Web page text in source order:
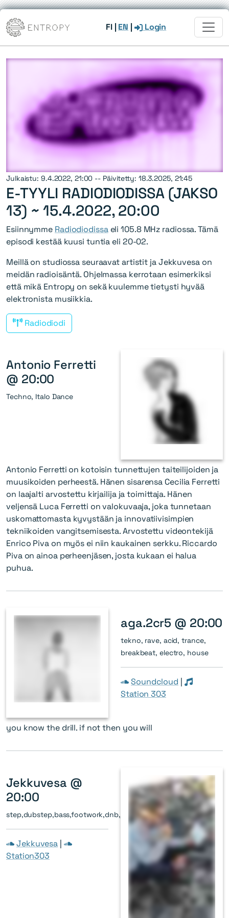
FI| EN | Login
Julkaistu: 9.4.2022, 21:00 -- Päivitetty: 18.3.2025, 21:45
E-TYYLI RADIODIODISSA (JAKSO
13) ~15.4.2022, 20:00
Esiinnymme Radiodiodissaeli 105.8 MHz radiossa. Tämä
episodi kestää kuusi tuntia eli 20-02.
Meillä on studiossa seuraavat artistit ja Jekkuvesa on
meidän radioisäntä. Ohjelmassa kerrotaan esimerkiksi
että mikä Entropy on sekä kuulemme tietysti hyvää
elektronista musiikkia.
Radiodiodi
Antonio Ferretti
@ 20:00
Techno, Italo Dance
Antonio Ferretti on kotoisin tunnettujen taiteilijoiden ja
muusikoiden perheestä. Hänen sisarensa Cecilia Ferretti
on laajalti arvostettu kirjailija ja toimittaja. Hänen
veljensä Luca Ferretti on valokuvaaja, joka tunnetaan
uskomattomasta kyvystään ja innovatiivisimpien
tekniikoiden vangitsemisesta. Arvostettu videontekijä
Enrico Piva on myös ei niin kaukainen serkku. Riccardo
Piva on ainoa perheenjäsen, josta kukaan ei halua
puhua.
aga.2cr5 @ 20:00
tekno, rave, acid, trance,
breakbeat, electro, house
Soundcloud
Station 303
you know the drill. if not then you will
Jekkuvesa @
20:00
step,dubstep,bass,footwork,dnb,jungle
Jekkuvesa
Station303